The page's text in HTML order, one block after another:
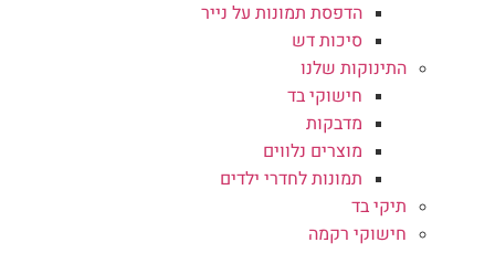
הדפסת תמונות על נייר
סיכות דש
התינוקות שלנו
חישוקי בד
מדבקות
מוצרים נלווים
תמונות לחדרי ילדים
תיקי בד
חישוקי רקמה